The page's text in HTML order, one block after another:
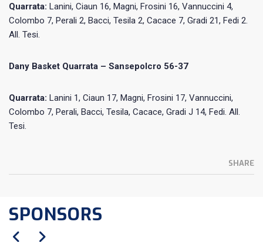
Quarrata: Lanini, Ciaun 16, Magni, Frosini 16, Vannuccini 4,
Colombo 7, Perali 2, Bacci, Tesila 2, Cacace 7, Gradi 21, Fedi 2.
All. Tesi.
Dany Basket Quarrata – Sansepolcro 56-37
Quarrata: Lanini 1, Ciaun 17, Magni, Frosini 17, Vannuccini,
Colombo 7, Perali, Bacci, Tesila, Cacace, Gradi J 14, Fedi. All.
Tesi.
SHARE
SPONSORS